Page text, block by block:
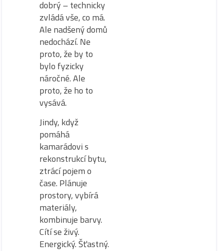
dobrý – technicky
zvládá vše, co má.
Ale nadšený domů
nedochází. Ne
proto, že by to
bylo fyzicky
náročné. Ale
proto, že ho to
vysává.
Jindy, když
pomáhá
kamarádovi s
rekonstrukcí bytu,
ztrácí pojem o
čase. Plánuje
prostory, vybírá
materiály,
kombinuje barvy.
Cítí se živý.
Energický. Šťastný.